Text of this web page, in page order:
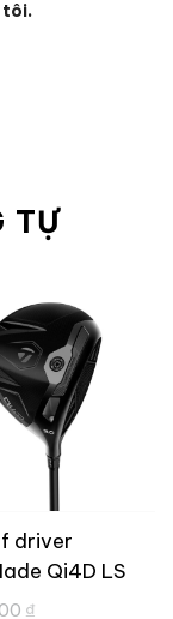
tôi.
TỰ
driver
Qi4D LS
₫